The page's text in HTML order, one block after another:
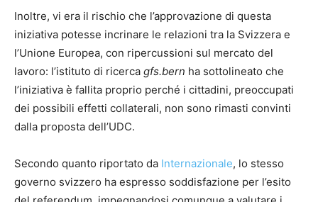
Inoltre, vi era il rischio che l’approvazione di questa
iniziativa potesse incrinare le relazioni tra la Svizzera e
l’Unione Europea, con ripercussioni sul mercato del
lavoro: l’istituto di ricerca gfs.bern ha sottolineato che
l’iniziativa è fallita proprio perché i cittadini, preoccupati
dei possibili effetti collaterali, non sono rimasti convinti
dalla proposta dell’UDC.
Secondo quanto riportato da Internazionale, lo stesso
governo svizzero ha espresso soddisfazione per l’esito